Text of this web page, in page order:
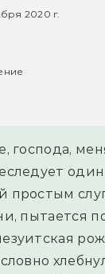
2020 г.
господа,
один
простым
пытается